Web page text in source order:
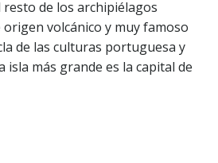
resto de los archipiélagos
origen volcánico y muy famoso
de las culturas portuguesa y
isla más grande es la capital de